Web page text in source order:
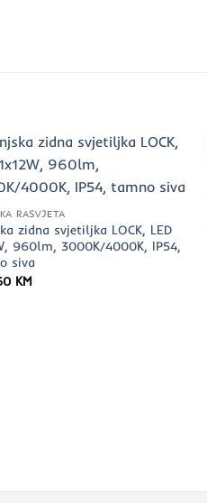
RASVJETA
zidna svjetiljka LOCK, LED
960lm, 3000K/4000K, IP54,
siva
KM